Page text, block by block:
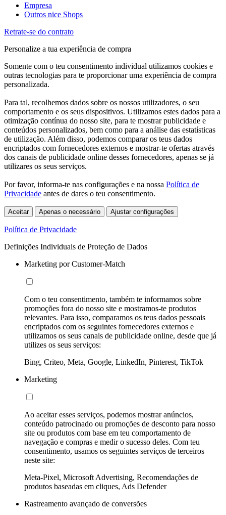
Empresa
Outros nice Shops
Retrate-se do contrato
Personalize a tua experiência de compra
Somente com o teu consentimento individual utilizamos cookies e
outras tecnologias para te proporcionar uma experiência de compra
personalizada.
Para tal, recolhemos dados sobre os nossos utilizadores, o seu
comportamento e os seus dispositivos. Utilizamos estes dados para a
otimização contínua do nosso site, para te mostrar publicidade e
conteúdos personalizados, bem como para a análise das estatísticas
de utilização. Além disso, podemos comparar os teus dados
encriptados com fornecedores externos e mostrar-te ofertas através
dos canais de publicidade online desses fornecedores, apenas se já
utilizares os seus serviços.
Por favor, informa-te nas configurações e na nossa Política de
Privacidade antes de dares o teu consentimento.
Aceitar Apenas o necessário Ajustar configurações
Política de Privacidade
Definições Individuais de Proteção de Dados
Marketing por Customer-Match
Com o teu consentimento, também te informamos sobre
promoções fora do nosso site e mostramos-te produtos
relevantes. Para isso, comparamos os teus dados pessoais
encriptados com os seguintes fornecedores externos e
utilizamos os seus canais de publicidade online, desde que já
utilizes os seus serviços:
Bing, Criteo, Meta, Google, LinkedIn, Pinterest, TikTok
Marketing
Ao aceitar esses serviços, podemos mostrar anúncios,
conteúdo patrocinado ou promoções de desconto para nosso
site ou produtos com base em teu comportamento de
navegação e compras e medir o sucesso deles. Com teu
consentimento, usamos os seguintes serviços de terceiros
neste site:
Meta-Pixel, Microsoft Advertising, Recomendações de
produtos baseadas em cliques, Ads Defender
Rastreamento avançado de conversões